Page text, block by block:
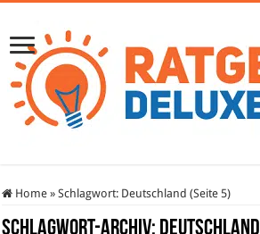
Home » Schlagwort: Deutschland (Seite 5)
Schlagwort-Archiv: Deutschland